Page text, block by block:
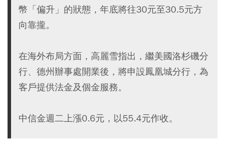
幣「偏升」的狀態，年底將往30元至30.5元方
向靠攏。
在海外布局方面，高麗雪指出，繼美國洛杉磯分
行、德州辦事處開業後，將申設鳳凰城分行，為
客戶提供法金及個金服務。
中信金週二上漲0.6元，以55.4元作收。